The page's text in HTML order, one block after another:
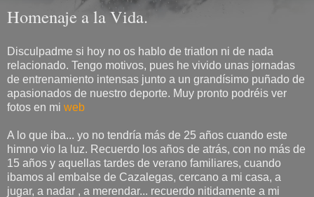
Homenaje a la Vida.
Disculpadme si hoy no os hablo de triatlon ni de nada
relacionado. Tengo motivos, pues he vivido unas jornadas
de entrenamiento intensas junto a un grandísimo puñado de
apasionados de nuestro deporte. Muy pronto podréis ver
fotos en mi web
A lo que iba... yo no tendría más de 25 años cuando este
himno vio la luz. Recuerdo los años de atrás, con no más de
15 años y aquellas tardes de verano familiares, cuando
ibamos al embalse de Cazalegas, cercano a mi casa, a
jugar, a nadar , a merendar... recuerdo nitidamente a mi